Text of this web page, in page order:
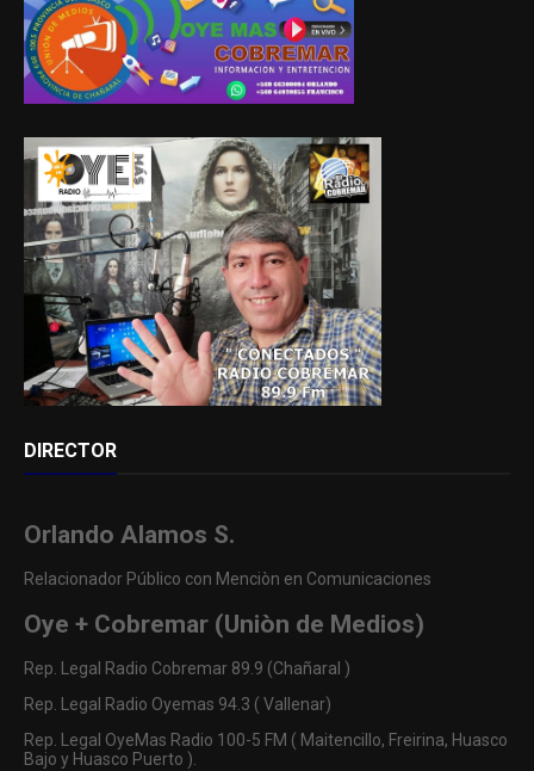
DIRECTOR
Orlando Alamos S.
Relacionador Público con Menciòn en Comunicaciones
Oye + Cobremar (Uniòn de Medios)
Rep. Legal Radio Cobremar 89.9 (Chañaral )
Rep. Legal Radio Oyemas 94.3 ( Vallenar)
Rep. Legal OyeMas Radio 100-5 FM ( Maitencillo, Freirina, Huasco
Bajo y Huasco Puerto ).